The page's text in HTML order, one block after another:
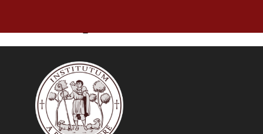
Annonces pour la semaine du